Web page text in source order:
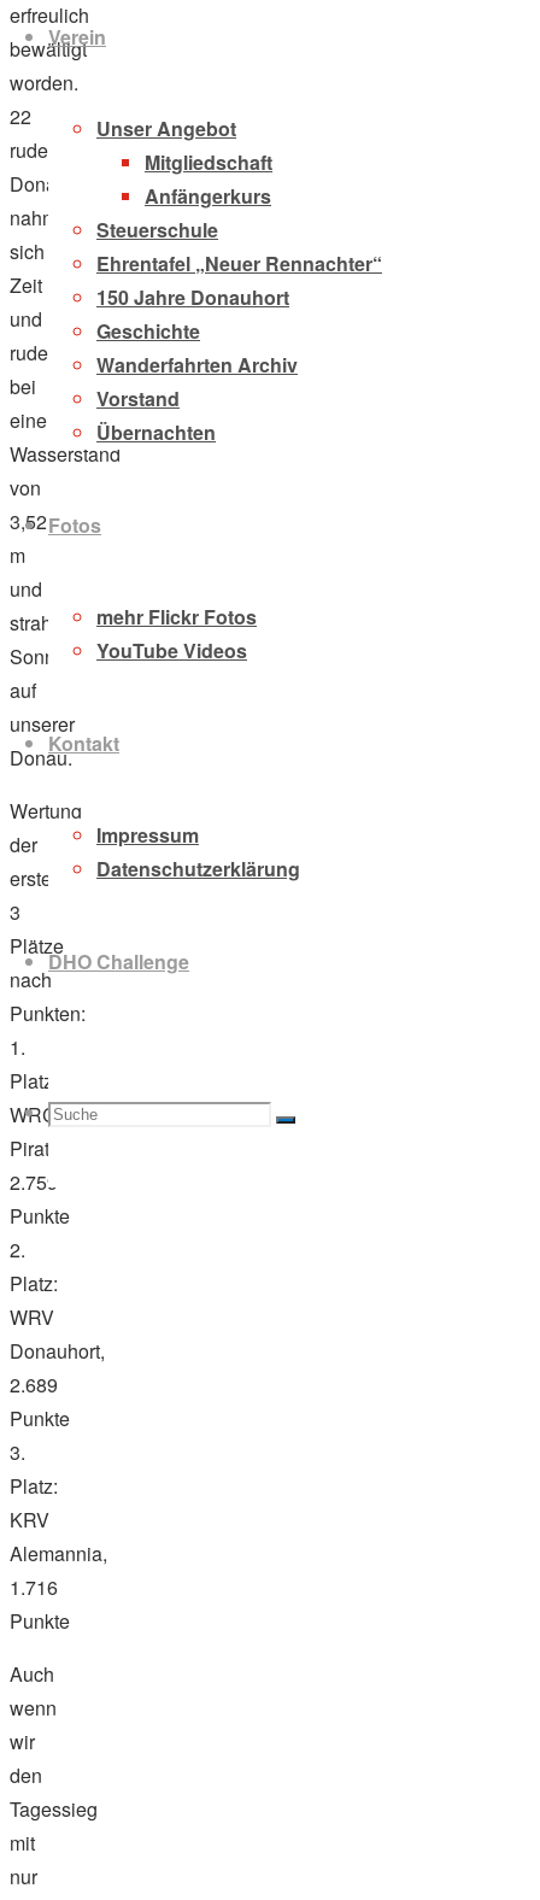
Verein
Unser Angebot
Mitgliedschaft
Anfängerkurs
Steuerschule
Ehrentafel „Neuer Rennachter“
150 Jahre Donauhort
Geschichte
Wanderfahrten Archiv
Vorstand
Übernachten
Fotos
mehr Flickr Fotos
YouTube Videos
Kontakt
Impressum
Datenschutzerklärung
DHO Challenge
Suche
Suchen
Suche
erfreulich
bewältigt
worden.
22
ruderbegeisterte
DonauhortlerInnen
nahmen
sich
Zeit
und
ruderten
bei
einem
Wasserstand
von
3,52
m
und
strahlendem
Sonnenschein
auf
unserer
Donau.
Wertung
der
ersten
3
Plätze
nach
Punkten:
1.
Platz:
WRC
Pirat,
2.759
Punkte
2.
Platz:
WRV
Donauhort,
2.689
Punkte
3.
Platz:
KRV
Alemannia,
1.716
Punkte
Auch
wenn
wir
den
Tagessieg
mit
nur